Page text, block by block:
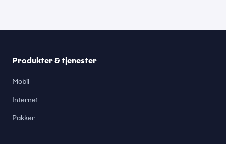
Produkter & tjenester
Mobil
Internet
Pakker